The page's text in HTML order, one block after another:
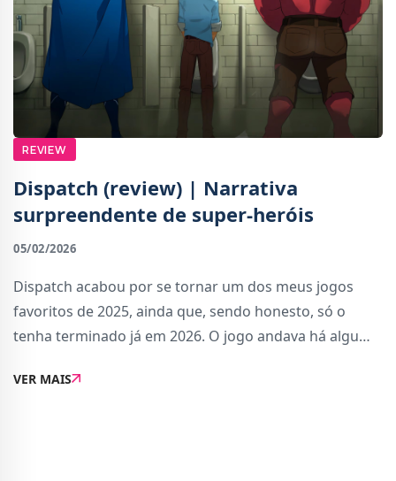
REVIEW
Dispatch (review) | Narrativa
surpreendente de super-heróis
05/02/2026
Dispatch acabou por se tornar um dos meus jogos
favoritos de 2025, ainda que, sendo honesto, só o
tenha terminado já em 2026. O jogo andava há algum
lançamento da versão para a Nintendo Switch 2, ...
VER MAIS